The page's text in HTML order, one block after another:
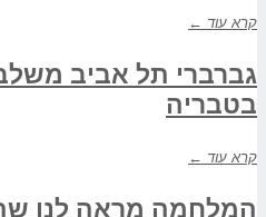
קרא עוד ←
גברברי תל אביב
בטבריה
קרא עוד ←
המלחמה מראה לנו